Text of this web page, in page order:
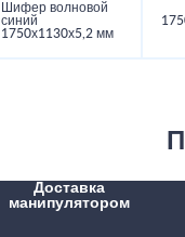
Шифер волновой
синий
1750х1130х5,2 мм
Доставка
манипулятором